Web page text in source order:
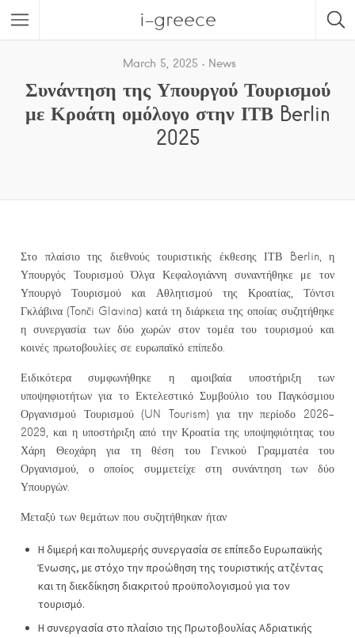
i-greece
March 5, 2025 News
Συνάντηση της Υπουργού Τουρισμού
με Κροάτη ομόλογο στην ΙΤΒ Berlin
2025
Στο πλαίσιο της διεθνούς τουριστικής έκθεσης ΙΤΒ Berlin, η
Υπουργός Τουρισμού Όλγα Κεφαλογιάννη συναντήθηκε με τον
Υπουργό Τουρισμού και Αθλητισμού της Κροατίας, Τόντσι
Γκλάβινα (Tonči Glavina) κατά τη διάρκεια της οποίας συζητήθηκε
η συνεργασία των δύο χωρών στον τομέα του τουρισμού και
κοινές πρωτοβουλίες σε ευρωπαϊκό επίπεδο.
Ειδικότερα συμφωνήθηκε η αμοιβαία υποστήριξη των
υποψηφιοτήτων για το Εκτελεστικό Συμβούλιο του Παγκόσμιου
Οργανισμού Τουρισμού (UN Tourism) για την περίοδο 2026-
2029, και η υποστήριξη από την Κροατία της υποψηφιότητας του
Χάρη Θεοχάρη για τη θέση του Γενικού Γραμματέα του
Οργανισμού, ο οποίος συμμετείχε στη συνάντηση των δύο
Υπουργών.
Μεταξύ των θεμάτων που συζητήθηκαν ήταν
Η διμερή και πολυμερής συνεργασία σε επίπεδο Ευρωπαϊκής
Ένωσης, με στόχο την προώθηση της τουριστικής ατζέντας
και τη διεκδίκηση διακριτού προϋπολογισμού για τον
τουρισμό.
Η συνεργασία στο πλαίσιο της Πρωτοβουλίας Αδριατικής